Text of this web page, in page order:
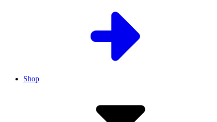
Shop